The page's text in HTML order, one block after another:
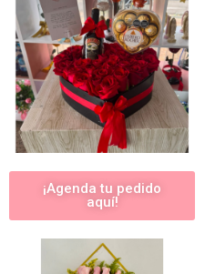
¡Agenda tu pedido
aquí!